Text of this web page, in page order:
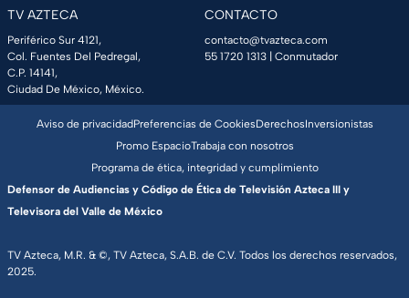
TV AZTECA
Periférico Sur 4121,
Col. Fuentes Del Pedregal,
C.P. 14141,
Ciudad De México, México.
CONTACTO
contacto@tvazteca.com
55 1720 1313 | Conmutador
TV Azteca, M.R. & ©, TV Azteca, S.A.B. de C.V. Todos los derechos reservados,
2025.
Aviso de privacidadPreferencias de CookiesDerechosInversionistas
Promo EspacioTrabaja con nosotros
Programa de ética, integridad y cumplimiento
Defensor de Audiencias y Código de Ética de Televisión Azteca III y
Televisora del Valle de México